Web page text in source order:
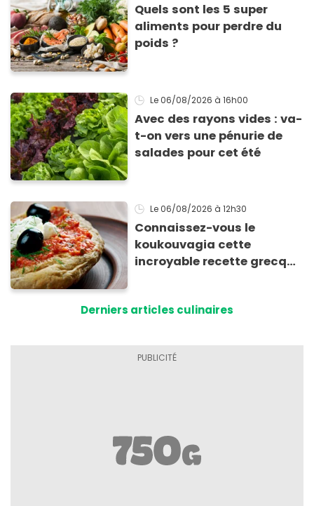
Quels sont les 5 super
aliments pour perdre du
poids ?
Le 06/08/2026 à 16h00
Avec des rayons vides : va-
t-on vers une pénurie de
salades pour cet été
Le 06/08/2026 à 12h30
Connaissez-vous le
koukouvagia cette
incroyable recette grecque
Derniers articles culinaires